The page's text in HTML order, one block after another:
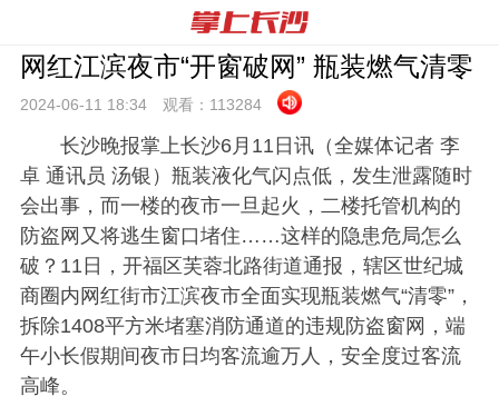
网红江滨夜市“开窗破网” 瓶装燃气清零
2024-06-11 18:34 观看： 113284
长沙晚报掌上长沙6月11日讯（全媒体记者 李
卓 通讯员 汤银）瓶装液化气闪点低，发生泄露随时
会出事，而一楼的夜市一旦起火，二楼托管机构的
防盗网又将逃生窗口堵住……这样的隐患危局怎么
破？ 11日，开福区芙蓉北路街道通报，辖区世纪城
商圈内网红街市江滨夜市全面实现瓶装燃气“清零”，
拆除1408平方米堵塞消防通道的违规防盗窗网，端
午小长假期间夜市日均客流逾万人，安全度过客流
高峰。